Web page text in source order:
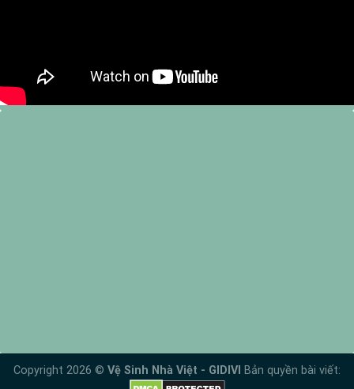
Copyright 2026 © Vệ Sinh Nhà Việt - GIDIVI Bản quyền bài viết: